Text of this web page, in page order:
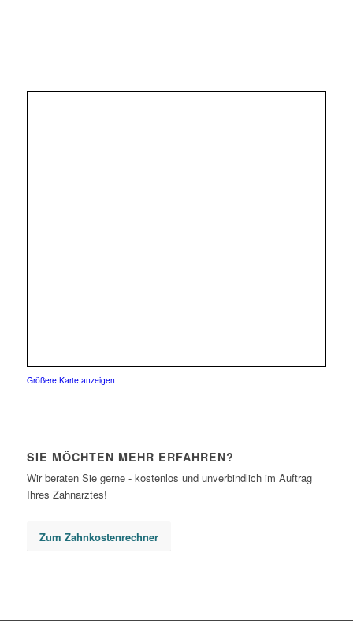
Größere Karte anzeigen
SIE MÖCHTEN MEHR ERFAHREN?
Wir beraten Sie gerne - kostenlos und unverbindlich im Auftrag
Ihres Zahnarztes!
Zum Zahnkostenrechner